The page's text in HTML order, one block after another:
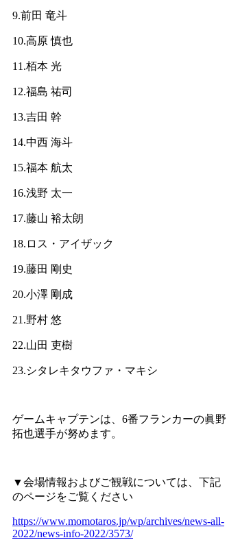
9.前田 竜斗
10.高原 慎也
11.栢本 光
12.福島 祐司
13.吉田 幹
14.中西 海斗
15.福本 航太
16.浅野 太一
17.藤山 裕太朗
18.ロス・アイザック
19.藤田 剛史
20.小澤 剛成
21.野村 悠
22.山田 吏樹
23.シタレキタウファ・マキシ
ゲームキャプテンは、6番フランカーの眞野
拓也選手が努めます。
▼会場情報およびご観戦については、下記
のページをご覧ください
https://www.momotaros.jp/wp/archives/news-all-
2022/news-info-2022/3573/